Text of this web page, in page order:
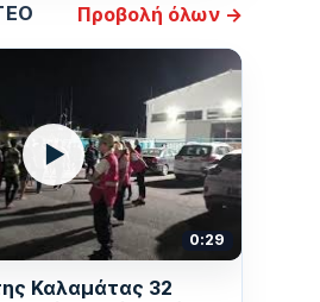
Προβολή όλων →
▶
0:29
Καλαμάτας 32